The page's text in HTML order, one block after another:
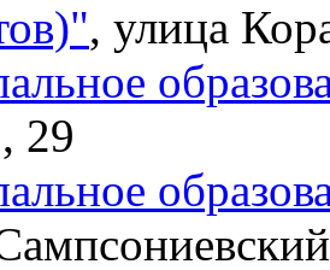
", улица
29